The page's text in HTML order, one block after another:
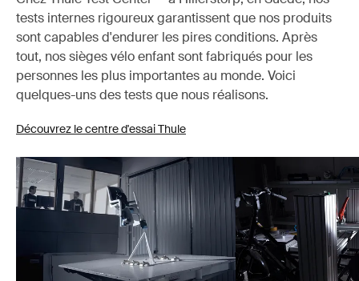
tests internes rigoureux garantissent que nos produits
sont capables d'endurer les pires conditions. Après
tout, nos sièges vélo enfant sont fabriqués pour les
personnes les plus importantes au monde. Voici
quelques-uns des tests que nous réalisons.
Découvrez le centre d'essai Thule